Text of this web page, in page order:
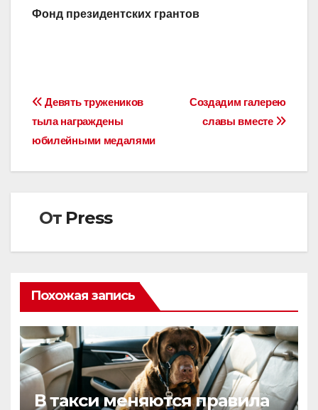
Фонд президентских грантов
Навигация
по
записям
Создадим галерею
славы вместе
Девять тружеников
тыла награждены
юбилейными медалями
От Press
Похожая запись
В такси меняются правила